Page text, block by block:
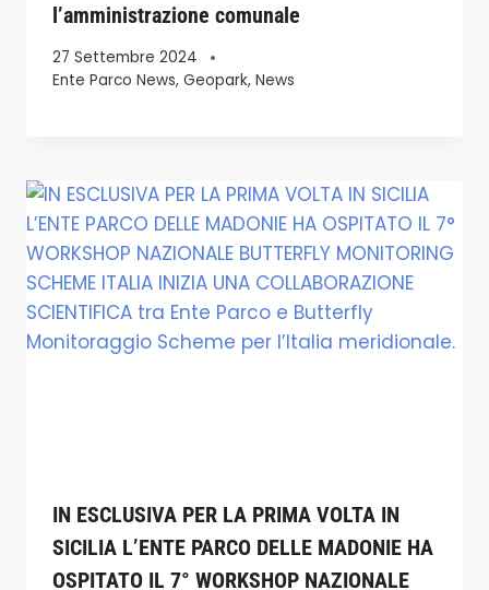
l’amministrazione comunale
27 Settembre 2024
Ente Parco News, Geopark, News
IN ESCLUSIVA PER LA PRIMA VOLTA IN
SICILIA L’ENTE PARCO DELLE MADONIE HA
OSPITATO IL 7° WORKSHOP NAZIONALE